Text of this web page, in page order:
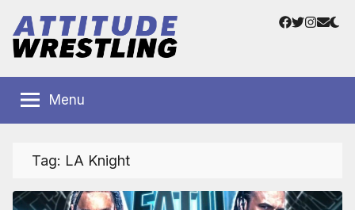
treści
Wrestling
Polska
Wrestlingu
Facebook
Twitter
Menu
Tag: LA Knight